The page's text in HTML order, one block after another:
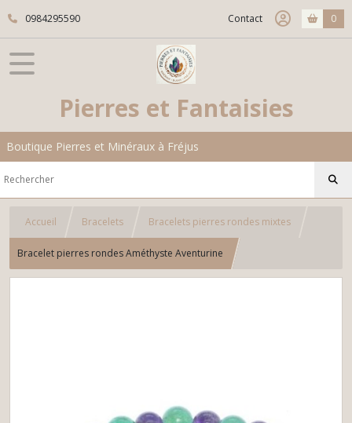
0984295590 Contact 0
Pierres et Fantaisies
Boutique Pierres et Minéraux à Fréjus
Accueil Bracelets Bracelets pierres rondes mixtes
Bracelet pierres rondes Améthyste Aventurine